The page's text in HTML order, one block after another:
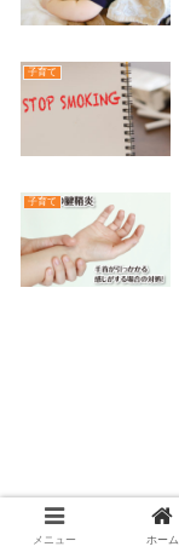
子育て
子育て
メニュー ホーム